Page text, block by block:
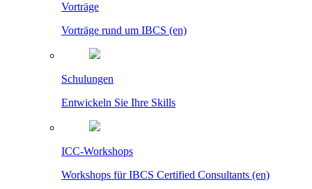
Vorträge
Vorträge rund um IBCS (en)
Schulungen
Entwickeln Sie Ihre Skills
ICC-Workshops
Workshops für IBCS Certified Consultants (en)